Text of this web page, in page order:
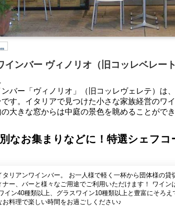
インバー ヴィノリオ（旧コッレベレート
バー「ヴィノリオ」（旧コッレヴェレテ）は
す。イタリアで見つけた小さな家族経営のワ
大きな窓からは中庭の景色を眺めることがで
なお集まりなどに！特選シェフコ
タリアンワインバー。 お一人様で軽く一杯から団体様の
ナー、バーと様々なご用途でご利用いただけます！ ワイ
イン40種類以上、グラスワイン10種類以上と豊富にそろ
お料理で楽しい時間をお過ごしください♪